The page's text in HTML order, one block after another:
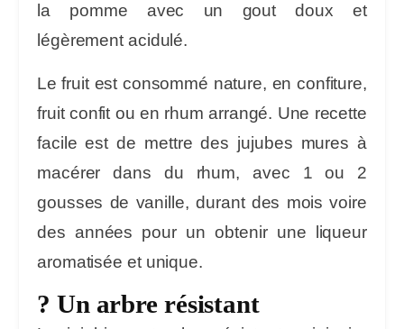
la pomme avec un gout doux et
légèrement acidulé.
Le fruit est consommé nature, en confiture,
fruit confit ou en rhum arrangé. Une recette
facile est de mettre des jujubes mures à
macérer dans du rhum, avec 1 ou 2
gousses de vanille, durant des mois voire
des années pour un obtenir une liqueur
aromatisée et unique.
? Un arbre résistant